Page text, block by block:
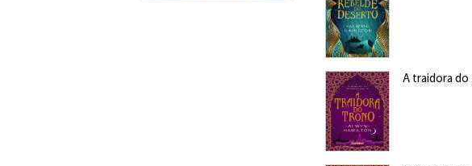
A traidora